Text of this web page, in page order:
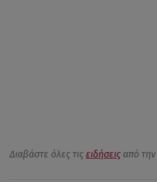
Διαβάστε όλες τις ειδήσεις από την